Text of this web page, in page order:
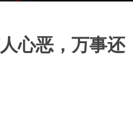
心恶，万事还